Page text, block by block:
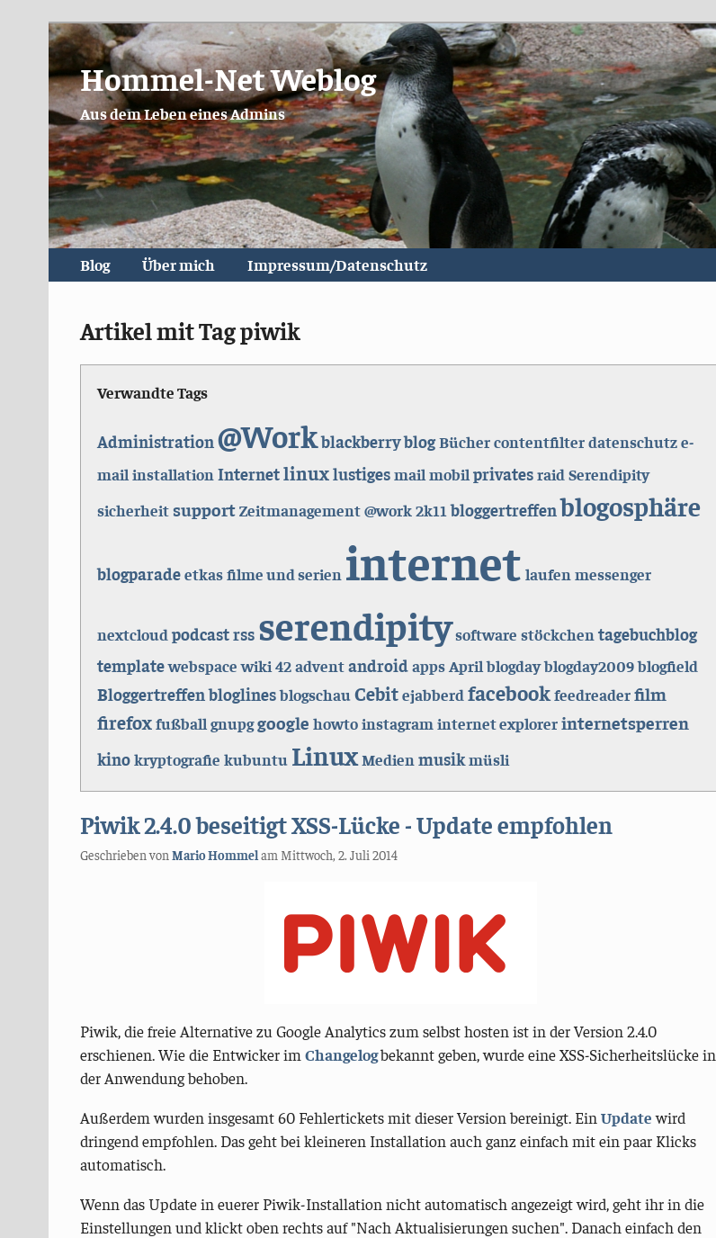
Hommel-Net Weblog
Aus dem Leben eines Admins
Blog Über mich Impressum/Datenschutz
Artikel mit Tag piwik
Verwandte Tags
Administration@Workblackberryblog Bücher contentfilter datenschutz e-
mail installation Internetlinuxlustiges mail mobil privates raid Serendipity
sicherheit support Zeitmanagement @work 2k11 bloggertreffenblogosphäre
blogparade etkas filme und serien internet laufen messenger
nextcloud podcastrss serendipity software stöckchen tagebuchblog
templatewebspace wiki 42 advent android apps April blogdayblogday2009blogfield
Bloggertreffenbloglinesblogschau Cebit ejabberd facebook feedreader film
firefox fußball gnupg google howto instagram internet explorer internetsperren
kino kryptografie kubuntu Linux Medien musik müsli
Piwik 2.4.0 beseitigt XSS-Lücke - Update empfohlen
Geschrieben von Mario Hommelam Mittwoch, 2. Juli 2014
Piwik, die freie Alternative zu Google Analytics zum selbst hosten ist in der Version 2.4.0
erschienen. Wie die Entwicker im Changelogbekannt geben, wurde eine XSS-Sicherheitslücke in
der Anwendung behoben.
Außerdem wurden insgesamt 60 Fehlertickets mit dieser Version bereinigt. Ein Updatewird
dringend empfohlen. Das geht bei kleineren Installation auch ganz einfach mit ein paar Klicks
automatisch.
Wenn das Update in euerer Piwik-Installation nicht automatisch angezeigt wird, geht ihr in die
Einstellungen und klickt oben rechts auf "Nach Aktualisierungen suchen". Danach einfach den